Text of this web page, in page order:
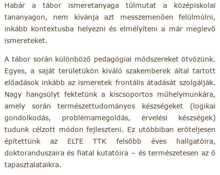
Habár a tábor ismeretanyaga túlmutat a középiskolai
tananyagon, nem kívánja azt messzemenően felülmúlni,
inkább kontextusba helyezni és elmélyíteni a már meglevő
ismereteket.
A tábor során különböző pedagógiai módszereket ötvözünk.
Egyes, a saját területükön kiváló szakemberek által tartott
előadások inkább az ismeretek frontális átadását szolgálják.
Nagy hangsúlyt fektetünk a kiscsoportos műhelymunkára,
amely során természettudományos készségeket (logikai
gondolkodás, problémamegoldás, érvelési készségek)
tudunk célzott módon fejleszteni. Ez utóbbiban erőteljesen
építettünk az ELTE TTK felsőbb éves hallgatóira,
doktoranduszaira és fiatal kutatóira – és természetesen az ő
tapasztalataikra.